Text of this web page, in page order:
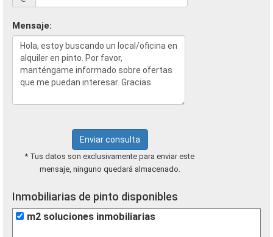
Mensaje:
Enviar consulta
* Tus datos son exclusivamente para enviar este
mensaje, ninguno quedará almacenado.
Inmobiliarias de pinto disponibles
m2 soluciones inmobiliarias